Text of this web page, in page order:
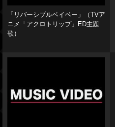
「リバーシブルベイベー」（TVア
ニメ「アクロトリップ」ED主題
歌）